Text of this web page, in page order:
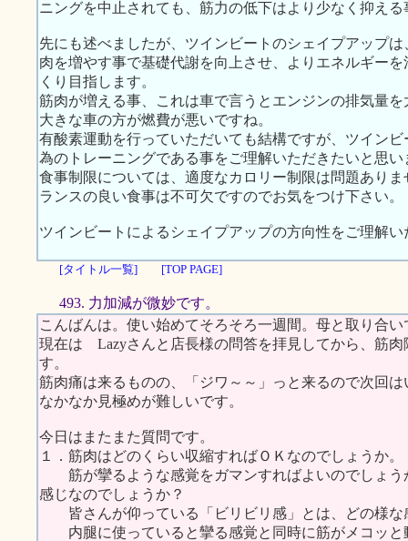
ニングを中止されても、筋力の低下はより少なく抑え
先にも述べましたが、ツインビートのシェイプアップ
肉を増やす事で基礎代謝を向上させ、よりエネルギー
くり目指します。
筋肉が増える事、これは車で言うとエンジンの排気量
大きな車の方が燃費が悪いですね。
有酸素運動を行っていただいても結構ですが、ツイン
為のトレーニングである事をご理解いただきたいと思い
食事制限については、適度なカロリー制限は問題あり
ランスの良い食事は不可欠ですのでお気をつけ下さい。
ツインビートによるシェイプアップの方向性をご理解
[タイトル一覧] [TOP PAGE]
493. 力加減が微妙です。
こんばんは。使い始めてそろそろ一週間。母と取り合い
現在は Lazyさんと店長様の問答を拝見してから、筋
す。
筋肉痛は来るものの、「ジワ～～」っと来るので次回
なかなか見極めが難しいです。
今日はまたまた質問です。
１．筋肉はどのくらい収縮すればＯＫなのでしょうか。
筋が攣るような感覚をガマンすればよいのでしょう
感じなのでしょうか？
皆さんが仰っている「ビリビリ感」とは、どの様な
内腿に使っていると攣る感覚と同時に筋がメコッと